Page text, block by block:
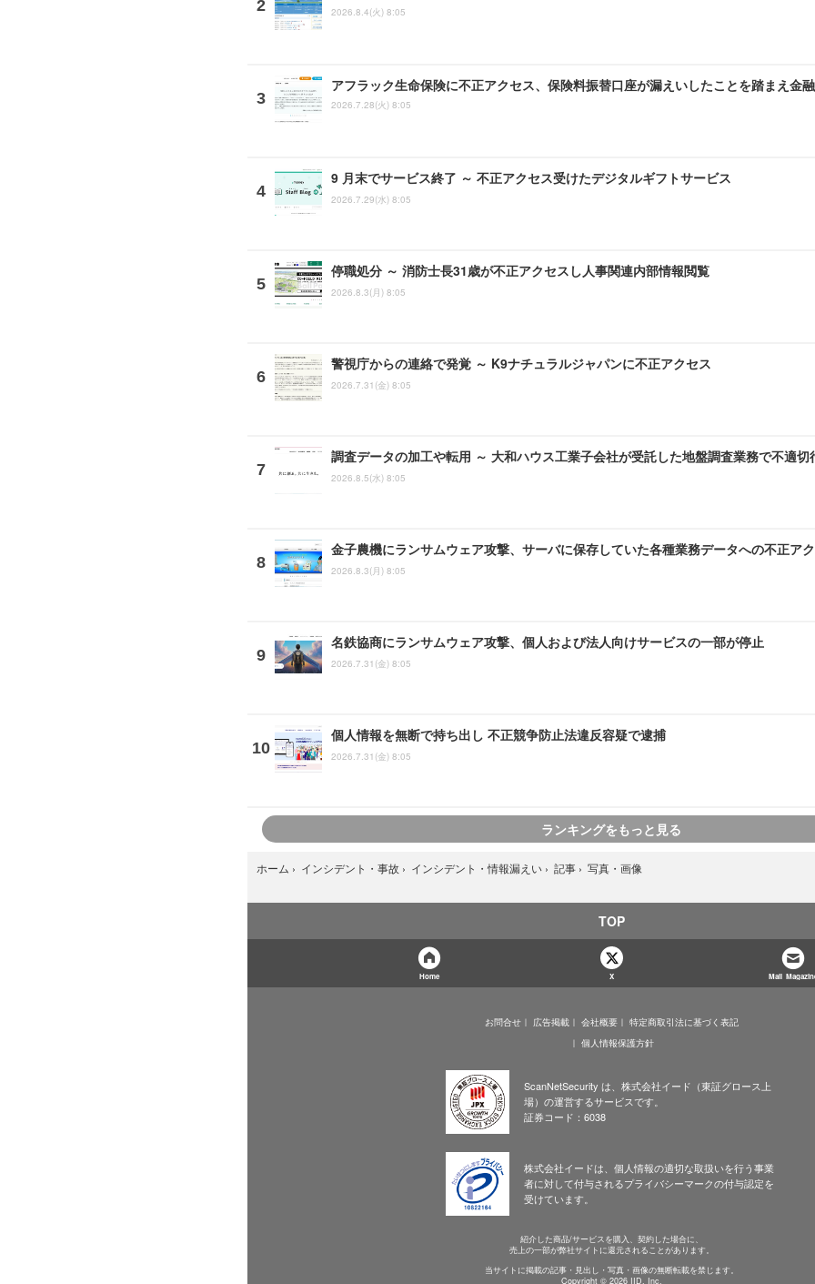
2026.8.4(火) 8:05
アフラック生命保険に不正アクセス、保険料振替口座が漏えいしたことを踏まえ金
2026.7.28(火) 8:05
9 月末でサービス終了 ～ 不正アクセス受けたデジタルギフトサービス
2026.7.29(水) 8:05
停職処分 ～ 消防士長31歳が不正アクセスし人事関連内部情報閲覧
2026.8.3(月) 8:05
警視庁からの連絡で発覚 ～ K9ナチュラルジャパンに不正アクセス
2026.7.31(金) 8:05
調査データの加工や転用 ～ 大和ハウス工業子会社が受託した地盤調査業務で不適切
2026.8.5(水) 8:05
金子農機にランサムウェア攻撃、サーバに保存していた各種業務データへの不正ア
2026.8.3(月) 8:05
名鉄協商にランサムウェア攻撃、個人および法人向けサービスの一部が停止
2026.7.31(金) 8:05
個人情報を無断で持ち出し 不正競争防止法違反容疑で逮捕
2026.7.31(金) 8:05
ランキングをもっと見る
ホーム › インシデント・事故 › インシデント・情報漏えい › 記事 › 写真・画像
TOP
Home X Mail
お問合せ 広告掲載 会社概要
特定商取引法に基づく表記
個人情報保護方針
ScanNetSecurity は、株式会社イード（東証グロース上
場）の運営するサービスです。
証券コード：6038
株式会社イードは、個人情報の適切な取扱いを行う事業
者に対して付与されるプライバシーマークの付与認定を
受けています。
紹介した商品/サービスを購入、契約した場合に、
売上の一部が弊社サイトに還元されることがあります。
当サイトに掲載の記事・見出し・写真・画像の無断転載を禁じます。
Copyright © 2026 IID, Inc.